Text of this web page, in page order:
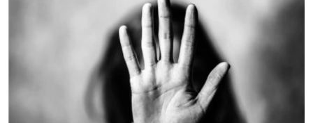
ЫҢГАЙСЫЗ СУРООЛОР
ЭЕ/АРнун бардык сайттары